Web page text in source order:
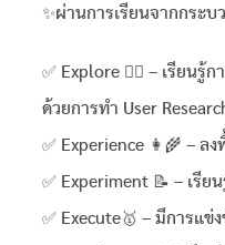
✨ผ่านการเรียนจากกระ
✅ Explore 🕵️‍♀️ – เรียนรู้
ด้วยการทำ User
✅ Experience 👩‍🌾 –
✅ Experiment 📝 – เรี
✅ Execute🥇 – มีการแ